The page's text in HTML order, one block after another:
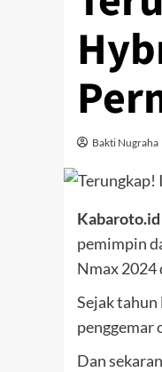
Bakti Nugraha
Kabaroto.id
pemimpin
Nmax 2024
Sejak
penggemar
Dan